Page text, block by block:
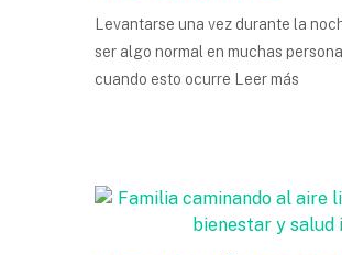
Levantarse una vez durante la
ser algo normal en muchas
cuando esto ocurre Leer más